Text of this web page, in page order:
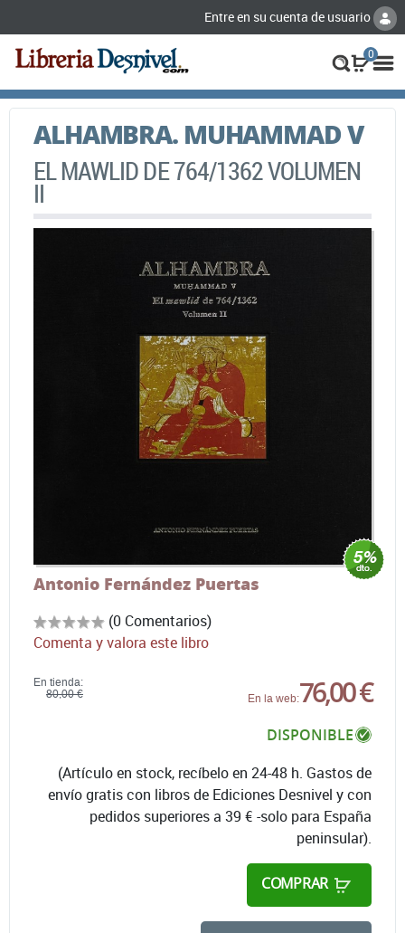
Entre en su cuenta de usuario
0
ALHAMBRA. MUHAMMAD V
EL MAWLID DE 764/1362 VOLUMEN
II
Antonio Fernández Puertas
(0 Comentarios)
Comenta y valora este libro
En tienda:
80,00 €
En la web:76,00 €
DISPONIBLE
(Artículo en stock, recíbelo en 24-48 h. Gastos de
envío gratis con libros de Ediciones Desnivel y con
pedidos superiores a 39 € -solo para España
peninsular).
COMPRAR